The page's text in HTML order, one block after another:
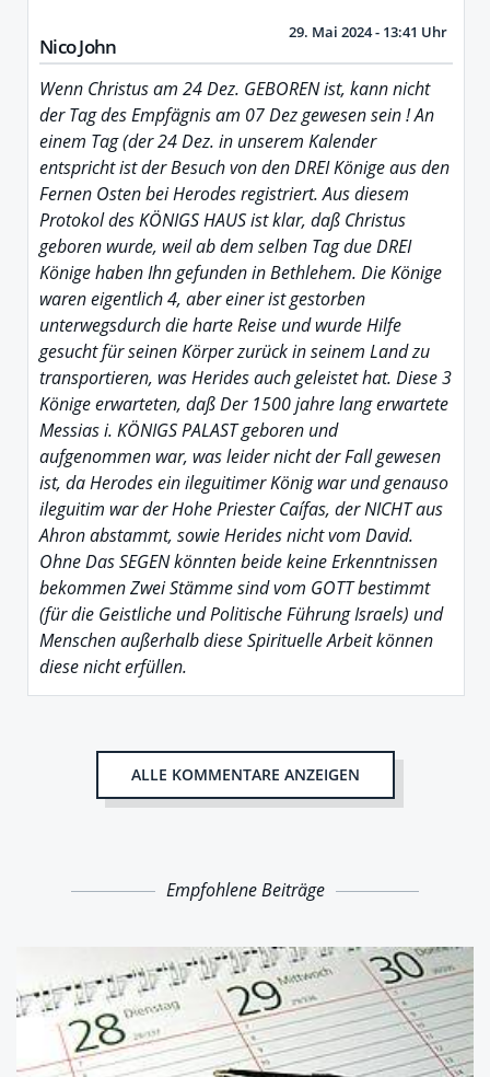
Nico John
29. Mai 2024 - 13:41 Uhr
Wenn Christus am 24 Dez. GEBOREN ist, kann nicht
der Tag des Empfägnis am 07 Dez gewesen sein ! An
einem Tag (der 24 Dez. in unserem Kalender
entspricht ist der Besuch von den DREI Könige aus den
Fernen Osten bei Herodes registriert. Aus diesem
Protokol des KÖNIGS HAUS ist klar, daß Christus
geboren wurde, weil ab dem selben Tag due DREI
Könige haben Ihn gefunden in Bethlehem. Die Könige
waren eigentlich 4, aber einer ist gestorben
unterwegsdurch die harte Reise und wurde Hilfe
gesucht für seinen Körper zurück in seinem Land zu
transportieren, was Herides auch geleistet hat. Diese 3
Könige erwarteten, daß Der 1500 jahre lang erwartete
Messias i. KÖNIGS PALAST geboren und
aufgenommen war, was leider nicht der Fall gewesen
ist, da Herodes ein ileguitimer König war und genauso
ileguitim war der Hohe Priester Caífas, der NICHT aus
Ahron abstammt, sowie Herides nicht vom David.
Ohne Das SEGEN könnten beide keine Erkenntnissen
bekommen Zwei Stämme sind vom GOTT bestimmt
(für die Geistliche und Politische Führung Israels) und
Menschen außerhalb diese Spirituelle Arbeit können
diese nicht erfüllen.
ALLE KOMMENTARE ANZEIGEN
Empfohlene Beiträge